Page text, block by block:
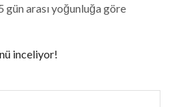
arası yoğunluğa göre
inceliyor!